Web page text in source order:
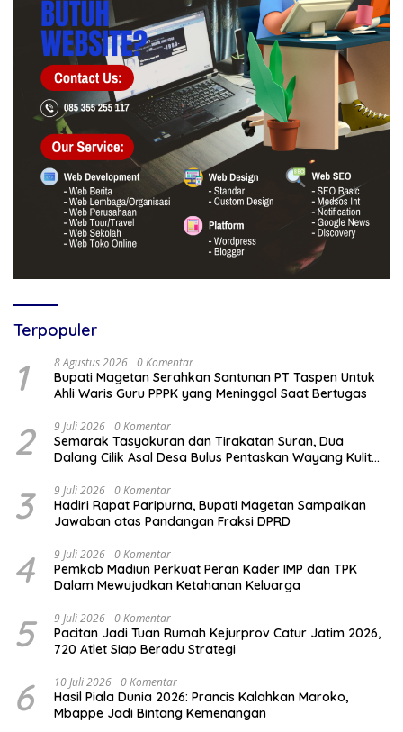
Terpopuler
1 8 Agustus 2026 0 Komentar
Bupati Magetan Serahkan Santunan PT Taspen Untuk
Ahli Waris Guru PPPK yang Meninggal Saat Bertugas
2 9 Juli 2026 0 Komentar
Semarak Tasyakuran dan Tirakatan Suran, Dua
Dalang Cilik Asal Desa Bulus Pentaskan Wayang Kulit
3 9 Juli 2026 0 Komentar
Hadiri Rapat Paripurna, Bupati Magetan Sampaikan
Jawaban atas Pandangan Fraksi DPRD
4 9 Juli 2026 0 Komentar
Pemkab Madiun Perkuat Peran Kader IMP dan TPK
Dalam Mewujudkan Ketahanan Keluarga
5 9 Juli 2026 0 Komentar
Pacitan Jadi Tuan Rumah Kejurprov Catur Jatim 2026,
720 Atlet Siap Beradu Strategi
6 10 Juli 2026 0 Komentar
Hasil Piala Dunia 2026: Prancis Kalahkan Maroko,
Mbappe Jadi Bintang Kemenangan